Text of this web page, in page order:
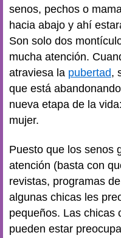
senos, pechos o
hacia abajo y ahí
Son solo dos
mucha atención.
atraviesa la pubertad,
que está
nueva etapa de la
mujer.
Puesto que los senos
atención (basta con
revistas, programas
algunas chicas les
pequeños. Las chicas
pueden estar